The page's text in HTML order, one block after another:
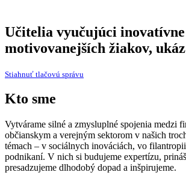
Učitelia vyučujúci
motivovanejších žiakov,
Stiahnuť tlačovú správu
Kto sme
Vytvárame silné a zmysluplné spojenia medzi
občianskym a verejným sektorom v našich
témach – v sociálnych inováciách, vo
podnikaní. V nich si budujeme expertízu,
presadzujeme dlhodobý dopad a inšpirujeme.